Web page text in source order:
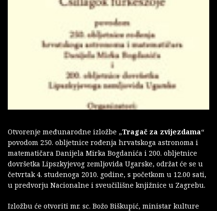
Otvorenje međunarodne izložbe „Tragač za zvijezdama“
povodom 250. obljetnice rođenja hrvatskoga astronoma i
matematičara Danijela Mirka Bogdanića i 200. obljetnice
dovršetka Lipszkyjevog zemljovida Ugarske, održat će se u
četvrtak 4. studenoga 2010. godine, s početkom u 12.00 sati,
u predvorju Nacionalne i sveučilišne knjižnice u Zagrebu.
Izložbu će otvoriti mr. sc. Božo Biškupić, ministar kulture